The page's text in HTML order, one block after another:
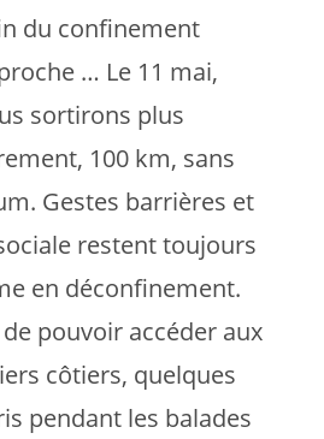
du confinement
… Le 11 mai,
sortirons plus
100 km, sans
Gestes barrières et
restent toujours
en déconfinement.
de pouvoir accéder aux
côtiers, quelques
pendant les balades